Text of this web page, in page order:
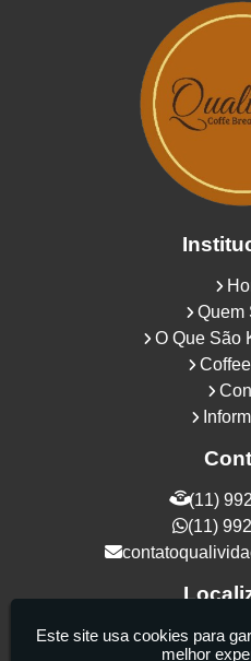
Quem
O Que São
(11)
(11)
Rua Samurais, 27 -
Este site usa cookies para
melhor